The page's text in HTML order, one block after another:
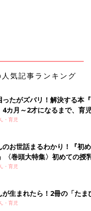
気記事ランキング
ったがズバリ！解決する本
月～2才になるまで、育
！
・育児
のお世話まるわかり！『初
〈巻頭大特集〉初めての授
ぱい・ミルクの基本と夏の
・育児
生まれたら！2冊の「たま
・育児